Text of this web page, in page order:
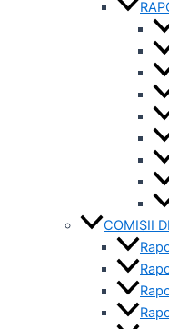
COMISII